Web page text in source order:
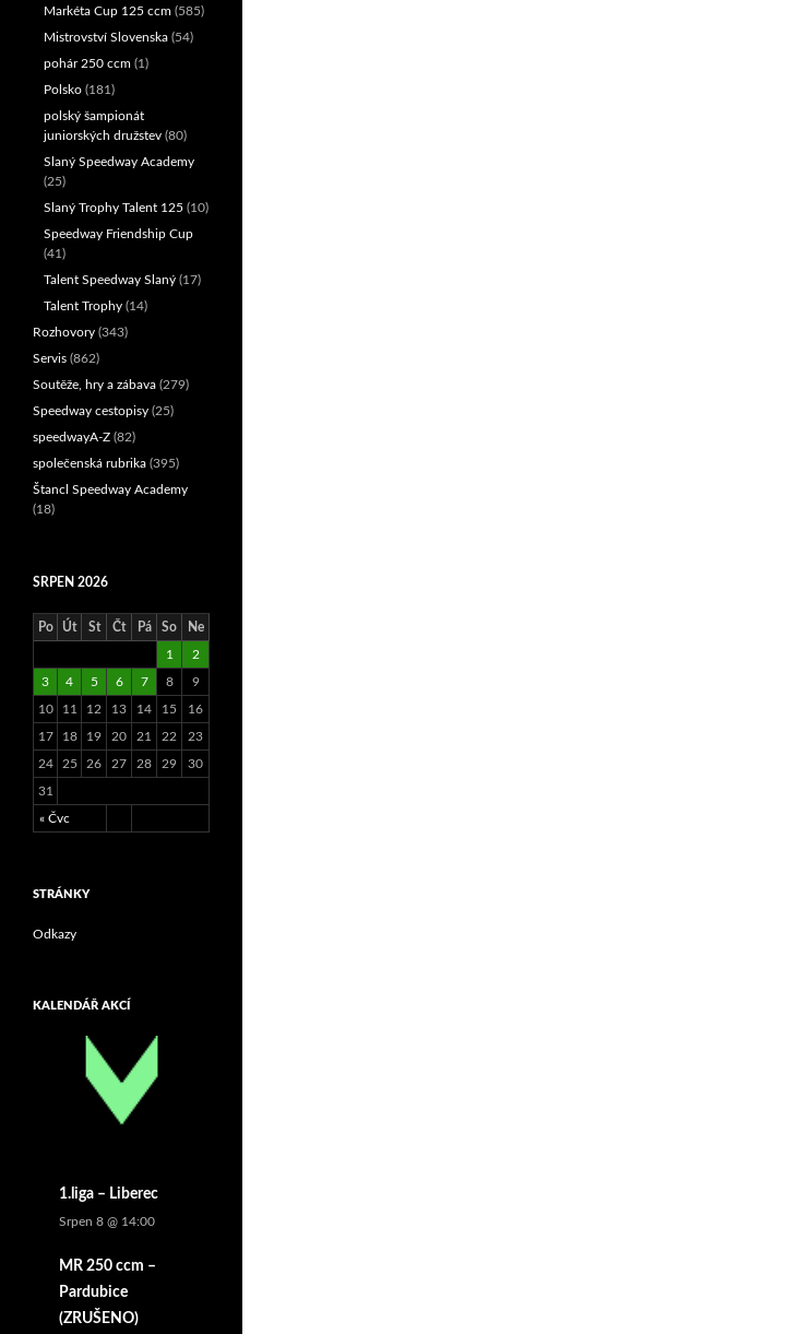
Markéta Cup 125 ccm (585)
Mistrovství Slovenska (54)
pohár 250 ccm (1)
Polsko (181)
polský šampionát
juniorských družstev (80)
Slaný Speedway Academy
(25)
Slaný Trophy Talent 125 (10)
Speedway Friendship Cup
(41)
Talent Speedway Slaný (17)
Talent Trophy (14)
Rozhovory (343)
Servis (862)
Soutěže, hry a zábava (279)
Speedway cestopisy (25)
speedwayA-Z (82)
společenská rubrika (395)
Štancl Speedway Academy
(18)
SRPEN 2026
Po Út St Čt Pá So Ne
« Čvc
1 2
3 4 5 6 7 8 9
10 11 12 13 14 15 16
17 18 19 20 21 22 23
24 25 26 27 28 29 30
31
STRÁNKY
Odkazy
KALENDÁŘ AKCÍ
1.liga – Liberec
Srpen 8 @ 14:00
MR 250 ccm –
Pardubice
(ZRUŠENO)